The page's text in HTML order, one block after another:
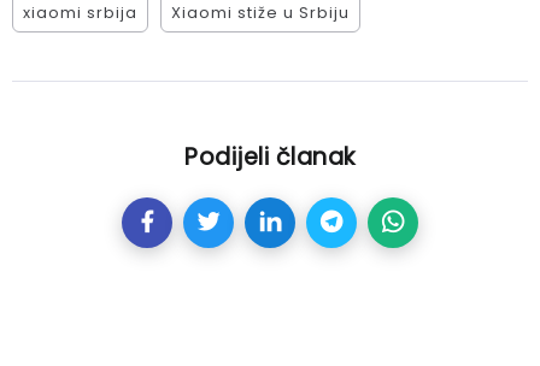
xiaomi srbija Xiaomi stiže u Srbiju
Podijeli članak